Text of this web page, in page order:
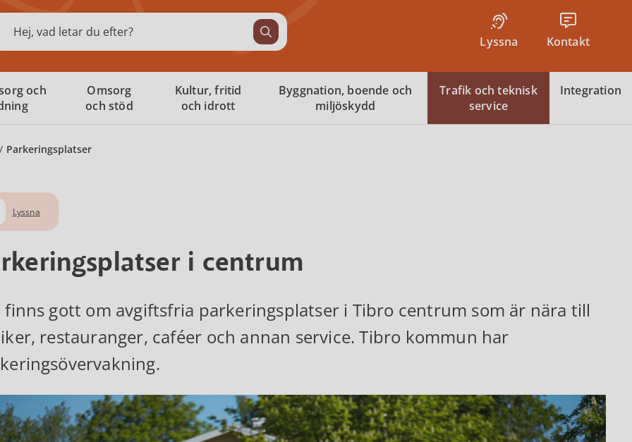
Lyssna Kontakt
och
Omsorg
och stöd
Kultur, fritid
och idrott
Byggnation, boende och
miljöskydd
Trafik och teknisk
service
Integration
Parkeringsplatser
Lyssna
i centrum
finns gott om avgiftsfria parkeringsplatser i Tibro centrum som är nära till
restauranger, caféer och annan service. Tibro kommun har